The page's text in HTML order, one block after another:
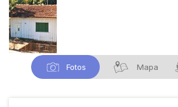
Fotos Mapa